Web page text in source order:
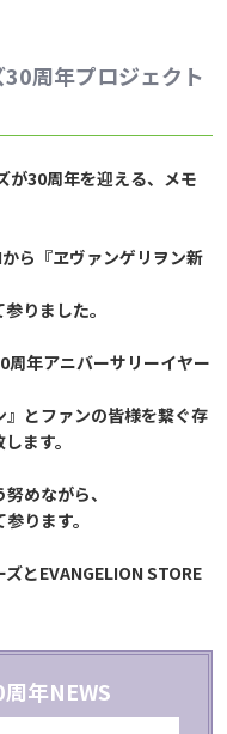
30周年プロジェクト
が30周年を迎える、メモ
ら『ヱヴァンゲリヲン新
りました。
周年アニバーサリーイヤー
とファンの皆様を繋ぐ存
ます。
めながら、
ります。
とEVANGELION STORE
年NEWS